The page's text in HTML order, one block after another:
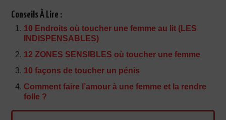
Conseils À Lire :
10 Endroits où toucher une femme au lit (LES
INDISPENSABLES)
12 ZONES SENSIBLES où toucher une femme
10 façons de toucher un pénis
Comment faire l’amour à une femme et la rendre
folle ?